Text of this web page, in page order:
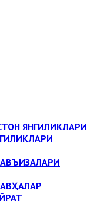
ЯНГИЛИКЛАРИ